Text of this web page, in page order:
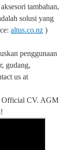
tambahan,
solusi yang
altus.co.nz )
penggunaan
gudang,
us at
Official CV. AGM